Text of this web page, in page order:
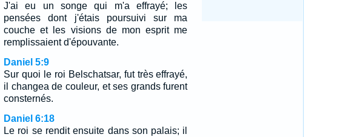
J'ai eu un songe qui m'a effrayé; les
pensées dont j'étais poursuivi sur ma
couche et les visions de mon esprit me
remplissaient d'épouvante.
Daniel 5:9
Sur quoi le roi Belschatsar, fut très effrayé,
il changea de couleur, et ses grands furent
consternés.
Daniel 6:18
Le roi se rendit ensuite dans son palais; il